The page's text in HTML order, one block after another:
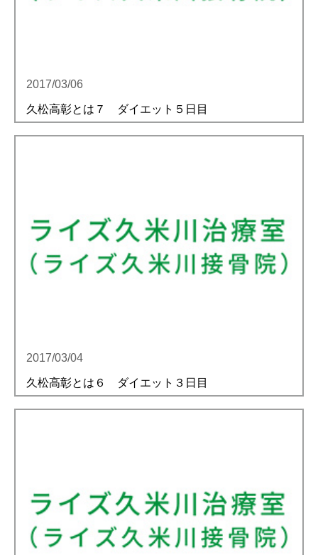
2017/03/06
久松高彰とは７ ダイエット５日目
2017/03/04
久松高彰とは６ ダイエット３日目